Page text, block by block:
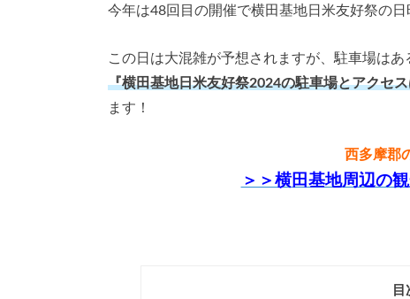
今年は48回目の開催で横田基地日米友好祭の日
この日は大混雑が予想されますが、駐車場はあ
『横田基地日米友好祭2024の駐車場とアクセ
ます！
西多摩郡
＞＞横田基地周辺の
目